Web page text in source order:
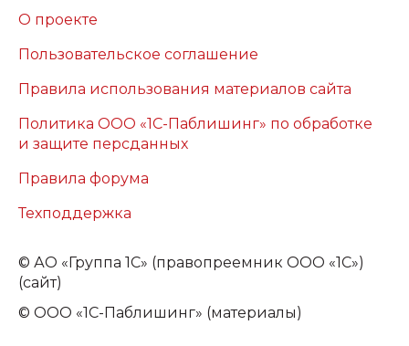
О проекте
Пользовательское соглашение
Правила использования материалов сайта
Политика ООО «1С-Паблишинг» по обработке
и защите персданных
Правила форума
Техподдержка
© АО «Группа 1С» (правопреемник ООО «1С»)
(сайт)
© ООО «1С-Паблишинг» (материалы)